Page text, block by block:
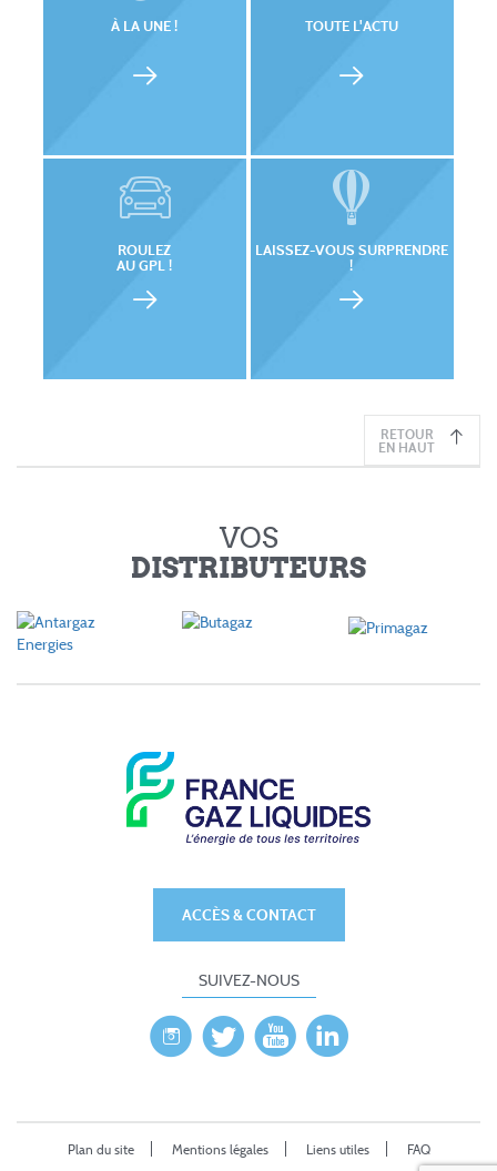
À LA UNE ! TOUTE L'ACTU
ROULEZ
AU GPL !
LAISSEZ-VOUS SURPRENDRE
!
RETOUR
EN HAUT
VOS
DISTRIBUTEURS
ACCÈS & CONTACT
SUIVEZ-NOUS
Plan du site Mentions légales Liens utiles FAQ